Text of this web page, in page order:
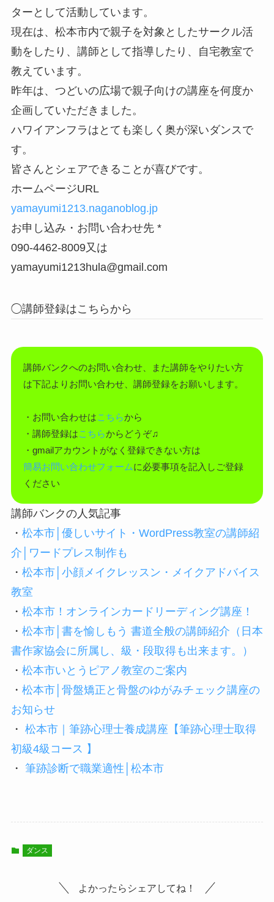
ターとして活動しています。
現在は、松本市内で親子を対象としたサークル活
動をしたり、講師として指導したり、自宅教室で
教えています。
昨年は、つどいの広場で親子向けの講座を何度か
企画していただきました。
ハワイアンフラはとても楽しく奥が深いダンスで
す。
皆さんとシェアできることが喜びです。
ホームページURL
yamayumi1213.naganoblog.jp
お申し込み・お問い合わせ先 *
090-4462-8009又は
yamayumi1213hula@gmail.com
◯講師登録はこちらから
講師バンクへのお問い合わせ、また講師をやりたい方
は下記よりお問い合わせ、講師登録をお願いします。
・お問い合わせはこちらから
・講師登録はこちらからどうぞ♫
・gmailアカウントがなく登録できない方は
簡易お問い合わせフォームに必要事項を記入しご登録
ください
講師バンクの人気記事
・ 松本市│優しいサイト・WordPress教室の講師紹
介│ワードプレス制作も
・ 松本市│小顔メイクレッスン・メイクアドバイス
教室
・ 松本市！オンラインカードリーディング講座！
・ 松本市│書を愉しもう 書道全般の講師紹介（日本
書作家協会に所属し、級・段取得も出来ます。）
・ 松本市いとうピアノ教室のご案内
・ 松本市│骨盤矯正と骨盤のゆがみチェック講座の
お知らせ
・ 松本市｜筆跡心理士養成講座【筆跡心理士取得
初級4級コース 】
・ 筆跡診断で職業適性│松本市
ダンス
よかったらシェアしてね！